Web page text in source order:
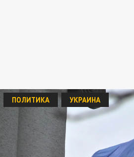
ПОЛИТИКА УКРАИНА